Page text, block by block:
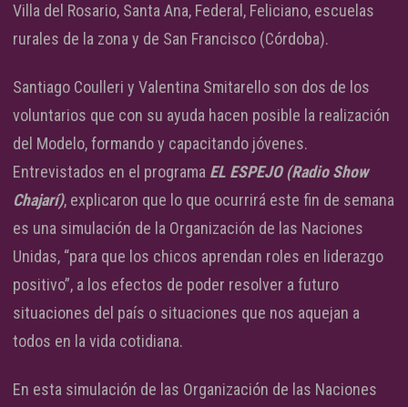
Villa del Rosario, Santa Ana, Federal, Feliciano, escuelas
rurales de la zona y de San Francisco (Córdoba).
Santiago Coulleri y Valentina Smitarello son dos de los
voluntarios que con su ayuda hacen posible la realización
del Modelo, formando y capacitando jóvenes.
Entrevistados en el programa EL ESPEJO (Radio Show
Chajarí), explicaron que lo que ocurrirá este fin de semana
es una simulación de la Organización de las Naciones
Unidas, “para que los chicos aprendan roles en liderazgo
positivo”, a los efectos de poder resolver a futuro
situaciones del país o situaciones que nos aquejan a
todos en la vida cotidiana.
En esta simulación de las Organización de las Naciones